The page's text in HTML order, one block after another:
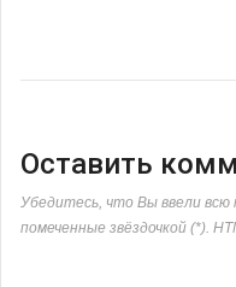
Оставить
Убедитесь, что Вы ввели
помеченные звёздочкой (*).